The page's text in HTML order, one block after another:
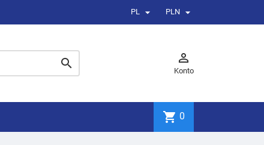
PL  PLN 
 
Konto
shopping_cart 0